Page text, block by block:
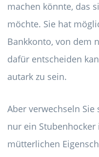
machen könnte, das
möchte. Sie hat
Bankkonto, von dem
dafür entscheiden
autark zu sein.
Aber verwechseln
nur ein
mütterlichen